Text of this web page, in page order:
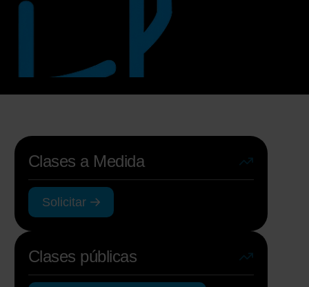
Clases a Medida
Solicitar
Clases públicas